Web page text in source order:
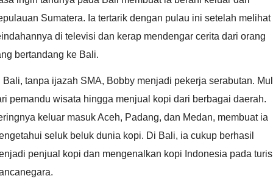
Sumatera. Ia tertarik dengan pulau ini setelah melihat
di televisi dan kerap mendengar cerita dari orang
bertandang ke Bali.
Bali, tanpa ijazah SMA, Bobby menjadi pekerja serabutan.
pemandu wisata hingga menjual kopi dari berbagai daerah.
keluar masuk Aceh, Padang, dan Medan, membuat ia
seluk beluk dunia kopi. Di Bali, ia cukup berhasil
penjual kopi dan mengenalkan kopi Indonesia pada turis